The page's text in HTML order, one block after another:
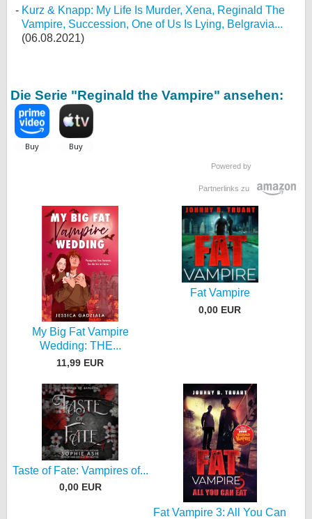
Kurz & Knapp: My Life Is Murder, Xena, Reginald The
Vampire, Succession, One of Us Is Lying, Belgravia...
(06.08.2021)
Die Serie "Reginald the Vampire" ansehen:
Powered by
Partnerlinks zu
My Big Fat Vampire
Wedding: THE...
11,99 EUR
Fat Vampire
0,00 EUR
Taste of Fate: Vampires of...
0,00 EUR
Fat Vampire 3: All You Can